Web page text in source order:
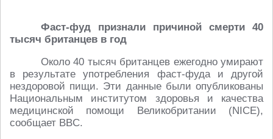
Фаст-фуд признали причиной смерти 40
тысяч британцев в год
Около 40 тысяч британцев ежегодно умирают
в результате употребления фаст-фуда и другой
нездоровой пищи. Эти данные были опубликованы
Национальным институтом здоровья и качества
медицинской помощи Великобритании (NICE),
сообщает BBC.